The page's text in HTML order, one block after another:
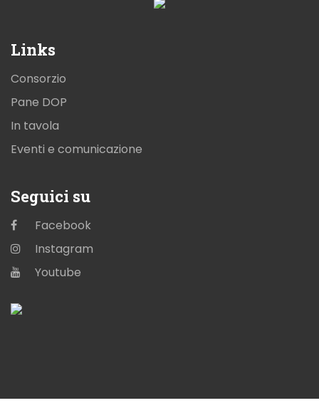
Links
Consorzio
Pane DOP
In tavola
Eventi e comunicazione
Seguici su
Facebook
Instagram
Youtube